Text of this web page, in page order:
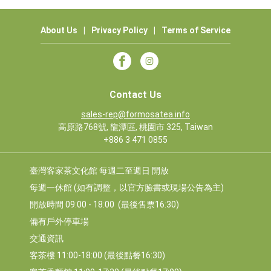
About Us Privacy Policy Terms of Service
Contact Us
sales-rep@formosatea.info
高原路768號, 龍潭區, 桃園市 325, Taiwan
+886 3 471 0855
臺灣客家茶文化館 每週二至週日 開放
每週一休館 (如有調整，以官方臉書或現場公告為主)
開放時間 09:00 - 18:00  (最後售票16:30)
備有戶外停車場
交通資訊
客茶樓 11:00-18:00 (最後點餐16:30)